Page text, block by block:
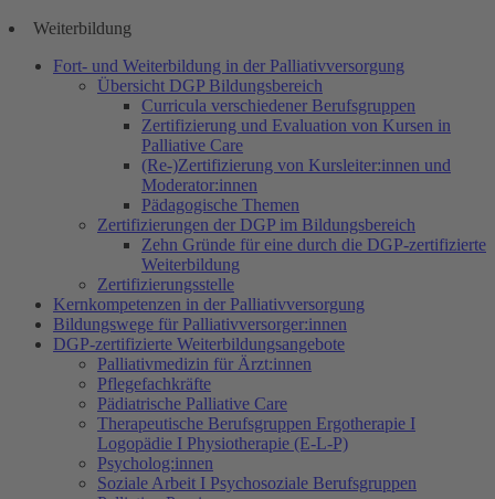
Weiterbildung
Fort- und Weiterbildung in der Palliativversorgung
Übersicht DGP Bildungsbereich
Curricula verschiedener Berufsgruppen
Zertifizierung und Evaluation von Kursen in
Palliative Care
(Re-)Zertifizierung von Kursleiter:innen und
Moderator:innen
Pädagogische Themen
Zertifizierungen der DGP im Bildungsbereich
Zehn Gründe für eine durch die DGP-zertifizierte
Weiterbildung
Zertifizierungsstelle
Kernkompetenzen in der Palliativversorgung
Bildungswege für Palliativversorger:innen
DGP-zertifizierte Weiterbildungsangebote
Palliativmedizin für Ärzt:innen
Pflegefachkräfte
Pädiatrische Palliative Care
Therapeutische Berufsgruppen Ergotherapie I
Logopädie I Physiotherapie (E-L-P)
Psycholog:innen
Soziale Arbeit I Psychosoziale Berufsgruppen